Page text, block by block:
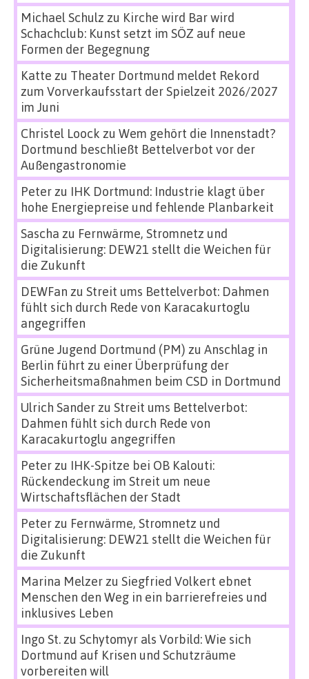
Michael Schulz zu Kirche wird Bar wird
Schachclub: Kunst setzt im SÖZ auf neue
Formen der Begegnung
Katte zu Theater Dortmund meldet Rekord
zum Vorverkaufsstart der Spielzeit 2026/2027
im Juni
Christel Loock zu Wem gehört die Innenstadt?
Dortmund beschließt Bettelverbot vor der
Außengastronomie
Peterzu IHK Dortmund: Industrie klagt über
hohe Energiepreise und fehlende Planbarkeit
Sascha zu Fernwärme, Stromnetz und
Digitalisierung: DEW21 stellt die Weichen für
die Zukunft
DEWFan zu Streit ums Bettelverbot: Dahmen
fühlt sich durch Rede von Karacakurtoglu
angegriffen
Grüne Jugend Dortmund (PM) zu Anschlag in
Berlin führt zu einer Überprüfung der
Sicherheitsmaßnahmen beim CSD in Dortmund
Ulrich Sanderzu Streit ums Bettelverbot:
Dahmen fühlt sich durch Rede von
Karacakurtoglu angegriffen
Peterzu IHK-Spitze bei OB Kalouti:
Rückendeckung im Streit um neue
Wirtschaftsflächen der Stadt
Peterzu Fernwärme, Stromnetz und
Digitalisierung: DEW21 stellt die Weichen für
die Zukunft
Marina Melzerzu Siegfried Volkert ebnet
Menschen den Weg in ein barrierefreies und
inklusives Leben
Ingo St.zu Schytomyr als Vorbild: Wie sich
Dortmund auf Krisen und Schutzräume
vorbereiten will